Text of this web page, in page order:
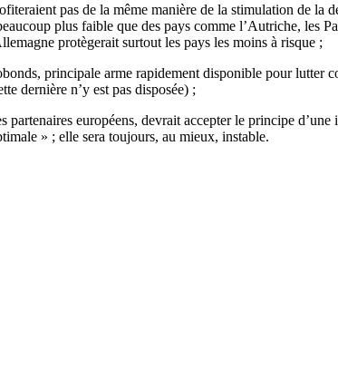
pas de la même manière de la stimulation de
plus faible que des pays comme l’Autriche,
protègerait surtout les pays les moins à risque ;
principale arme rapidement disponible pour lutter
dernière n’y est pas disposée) ;
partenaires européens, devrait accepter le principe
» ; elle sera toujours, au mieux, instable.